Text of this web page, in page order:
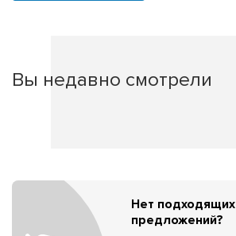
Вы недавно смотрели
Нет подходящих
предложений?